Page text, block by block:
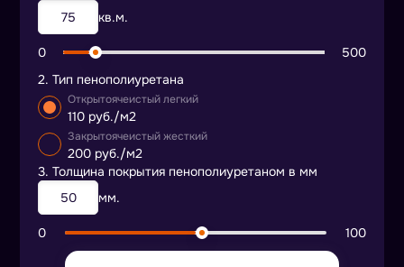
0 500
кв.м.
2. Тип пенополиуретана
Открытоячеистый легкий
110 руб./м2
Закрытоячеистый жесткий
200 руб./м2
3. Толщина покрытия пенополиуретаном в мм
0 100
мм.